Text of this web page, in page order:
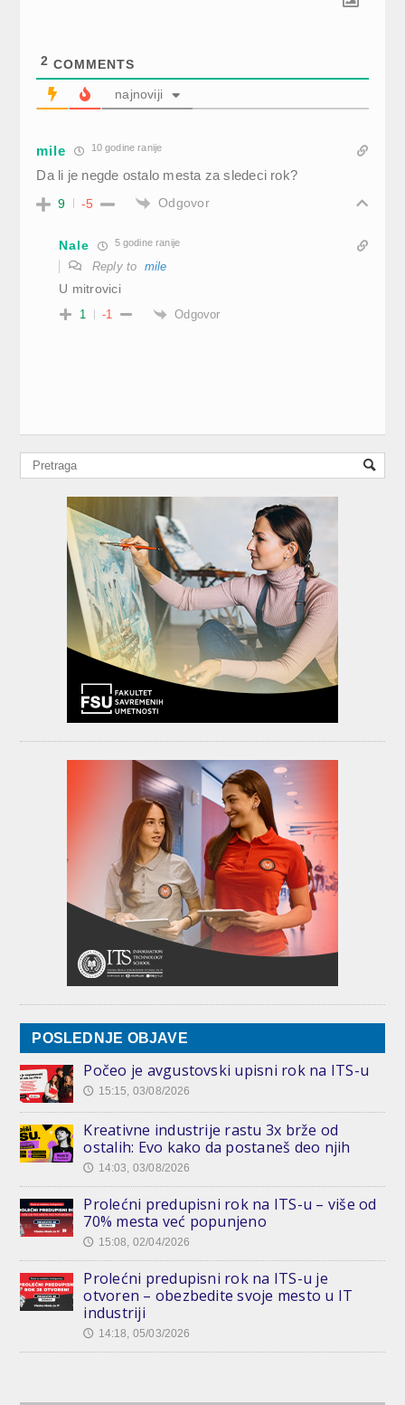
2 COMMENTS
najnoviji
mile 10 godine ranije
Da li je negde ostalo mesta za sledeci rok?
9 -5 Odgovor
Nale 5 godine ranije
Reply to mile
U mitrovici
1 -1 Odgovor
POSLEDNJE OBJAVE
Počeo je avgustovski upisni rok na ITS-u
🕔 15:15, 03/08/2026
Kreativne industrije rastu 3x brže od
ostalih: Evo kako da postaneš deo njih
🕔 14:03, 03/08/2026
Prolećni predupisni rok na ITS-u – više od
70% mesta već popunjeno
🕔 15:08, 02/04/2026
Prolećni predupisni rok na ITS-u je
otvoren – obezbedite svoje mesto u IT
industriji
🕔 14:18, 05/03/2026